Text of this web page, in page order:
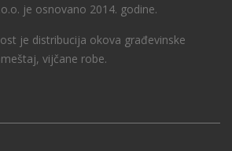
d.o.o. je osnovano 2014. godine.
je distribucija okova građevinske
vijčane robe.